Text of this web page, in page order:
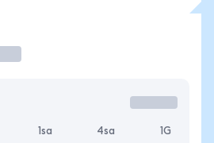
1sa 4sa 1G